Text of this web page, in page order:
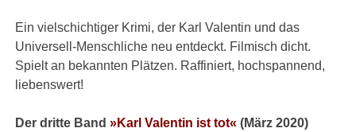
Ein vielschichtiger Krimi, der Karl Valentin und das
Universell-Menschliche neu entdeckt. Filmisch dicht.
Spielt an bekannten Plätzen. Raffiniert, hochspannend,
liebenswert!
Der dritte Band»Karl Valentin ist tot« (März 2020)